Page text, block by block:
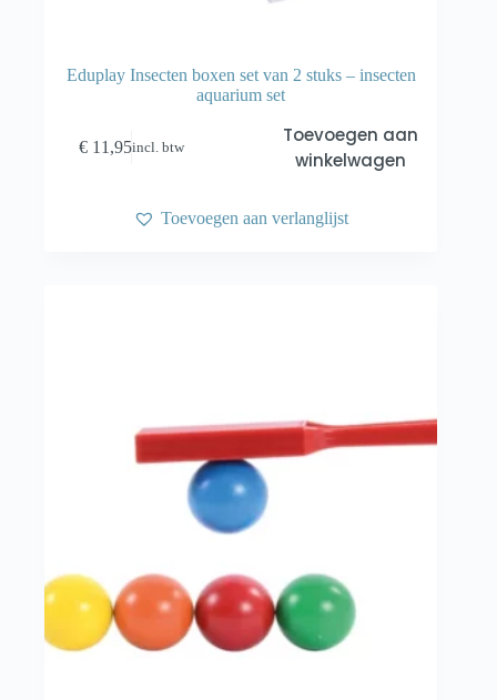
Eduplay Insecten boxen set van 2 stuks – insecten
aquarium set
€ 11,95incl. btw
Toevoegen aan
winkelwagen
Toevoegen aan verlanglijst